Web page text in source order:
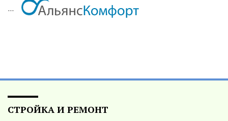
...
СТРОЙКА И РЕМОНТ